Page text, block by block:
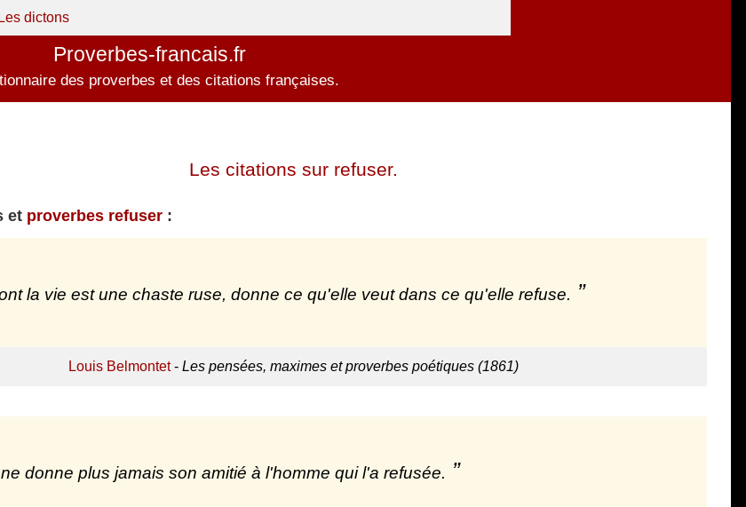
Les dictons
Proverbes-francais.fr
des proverbes et des citations françaises.
Les citations sur refuser.
et proverbes refuser :
la vie est une chaste ruse, donne ce qu'elle veut dans ce qu'elle refuse.
Louis Belmontet- Les pensées, maximes et proverbes poétiques (1861)
donne plus jamais son amitié à l'homme qui l'a refusée.